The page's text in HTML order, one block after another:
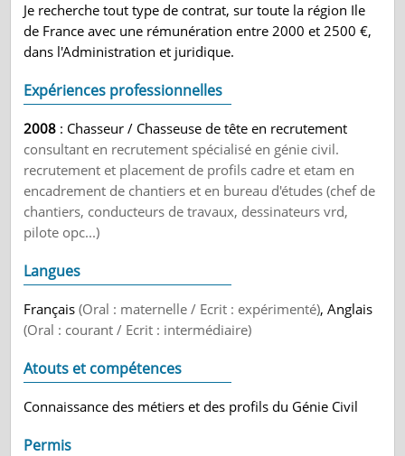
Je recherche tout type de contrat, sur toute la région Ile
de France avec une rémunération entre 2000 et 2500 €,
dans l'Administration et juridique.
Expériences professionnelles
2008 : Chasseur / Chasseuse de tête en recrutement
consultant en recrutement spécialisé en génie civil.
recrutement et placement de profils cadre et etam en
encadrement de chantiers et en bureau d'études (chef de
chantiers, conducteurs de travaux, dessinateurs vrd,
pilote opc...)
Langues
Français(Oral : maternelle / Ecrit : expérimenté), Anglais
(Oral : courant / Ecrit : intermédiaire)
Atouts et compétences
Connaissance des métiers et des profils du Génie Civil
Permis